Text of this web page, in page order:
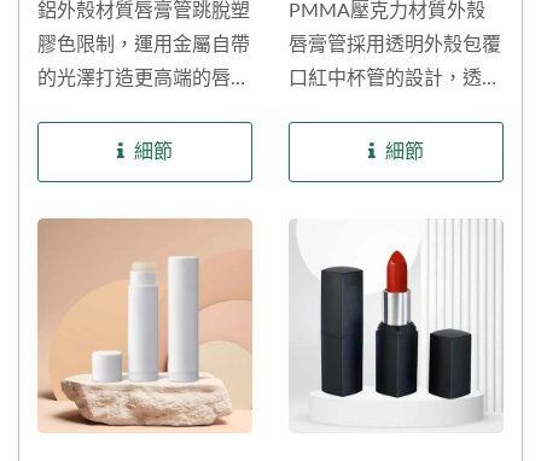
鋁外殼材質唇膏管跳脫塑
膠色限制，運用金屬自帶
的光澤打造更高端的唇膏
中束，可搭配噴消光漆達
到表面霧光效果，是市面
的鋁外殼唇膏管包材外，
樂美化粧品提供其客製化
模具服務，以及後加工服
務包括噴漆、燙金、印刷
和熱轉印等，讓您可以創
細節
L229, L229-1, L339,
L339-1, L429
PMMA壓克力材質外殼
唇膏管採用透明外殼包覆
口紅中杯管的設計，透明
內部搭配塑膠PP底座與
鋁口紅中束。 除了現有
包材外，樂美化粧品提供
其客製化模具服務，以及
金、印刷和熱轉印等，讓
您可以創造出屬於自己品
牌風格的壓克力外殼唇膏
細節